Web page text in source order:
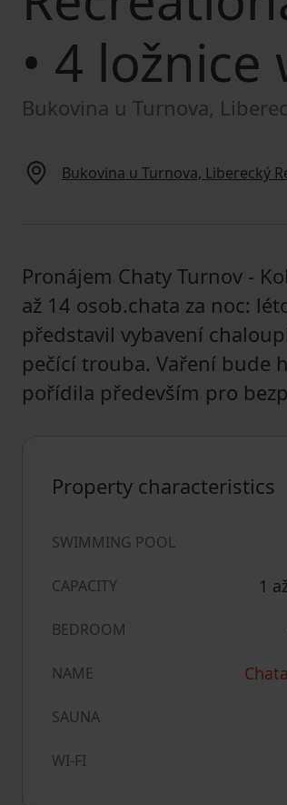
• 4
Bukovina u Turnova,
Bukovina u Turnova, Liberecký
Pronájem Chaty Turnov -
až 14 osob.chata za noc:
představil vybavení
pečící trouba. Vaření bude
pořídila především pro
Property characteristics
SWIMMING POOL
CAPACITY 1
BEDROOM
NAME
SAUNA
WI-FI